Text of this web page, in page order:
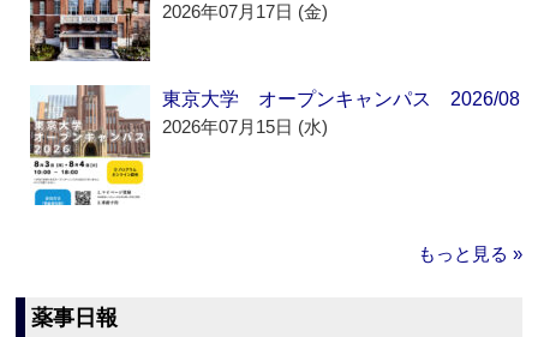
2026年07月17日 (金)
東京大学 オープンキャンパス 2026/08
2026年07月15日 (水)
もっと見る »
薬事日報